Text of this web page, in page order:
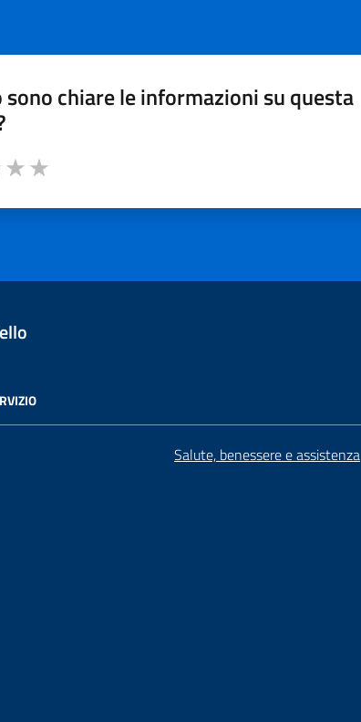
sono chiare le informazioni su questa
5 stelle la pagina
Salute, benessere e assistenza